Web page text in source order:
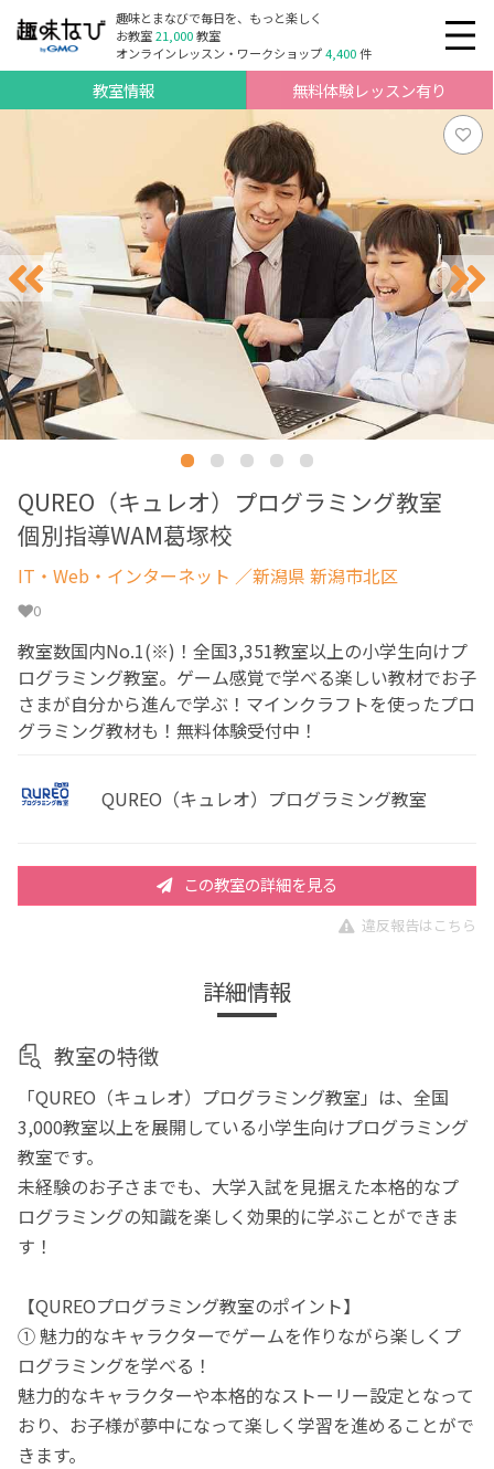
趣味とまなびで毎日を、もっと楽しく
お教室21,000教室
オンラインレッスン・ワークショップ4,400件
教室情報 無料体験レッスン有り
QUREO（キュレオ）プログラミング教室
個別指導WAM葛塚校
IT・Web・インターネット ／新潟県 新潟市北区
0
教室数国内No.1(※)！全国3,351教室以上の小学生向けプ
ログラミング教室。ゲーム感覚で学べる楽しい教材でお子
さまが自分から進んで学ぶ！マインクラフトを使ったプロ
グラミング教材も！無料体験受付中！
QUREO（キュレオ）プログラミング教室
この教室の詳細を見る
違反報告はこちら
詳細情報
教室の特徴
「QUREO（キュレオ）プログラミング教室」は、全国
3,000教室以上を展開している小学生向けプログラミング
教室です。
未経験のお子さまでも、大学入試を見据えた本格的なプ
ログラミングの知識を楽しく効果的に学ぶことができま
す！
【QUREOプログラミング教室のポイント】
① 魅力的なキャラクターでゲームを作りながら楽しくプ
ログラミングを学べる！
魅力的なキャラクターや本格的なストーリー設定となって
おり、お子様が夢中になって楽しく学習を進めることがで
きます。